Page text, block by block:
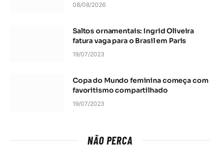
08/08/2026
Saltos ornamentais: Ingrid Oliveira
fatura vaga para o Brasil em Paris
19/07/2023
Copa do Mundo feminina começa com
favoritismo compartilhado
19/07/2023
NÃO PERCA